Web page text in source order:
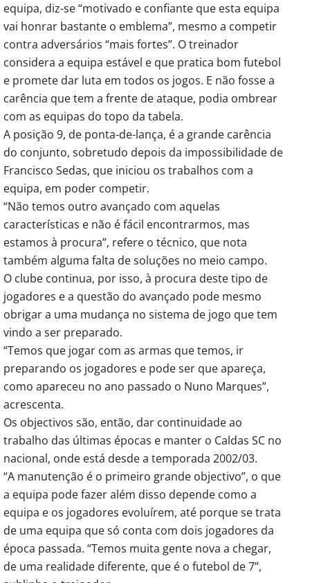
equipa, diz-se “motivado e confiante que esta equipa
vai honrar bastante o emblema”, mesmo a competir
contra adversários “mais fortes”. O treinador
considera a equipa estável e que pratica bom futebol
e promete dar luta em todos os jogos. E não fosse a
carência que tem a frente de ataque, podia ombrear
com as equipas do topo da tabela.
A posição 9, de ponta-de-lança, é a grande carência
do conjunto, sobretudo depois da impossibilidade de
Francisco Sedas, que iniciou os trabalhos com a
equipa, em poder competir.
“Não temos outro avançado com aquelas
características e não é fácil encontrarmos, mas
estamos à procura”, refere o técnico, que nota
também alguma falta de soluções no meio campo.
O clube continua, por isso, à procura deste tipo de
jogadores e a questão do avançado pode mesmo
obrigar a uma mudança no sistema de jogo que tem
vindo a ser preparado.
“Temos que jogar com as armas que temos, ir
preparando os jogadores e pode ser que apareça,
como apareceu no ano passado o Nuno Marques”,
acrescenta.
Os objectivos são, então, dar continuidade ao
trabalho das últimas épocas e manter o Caldas SC no
nacional, onde está desde a temporada 2002/03.
“A manutenção é o primeiro grande objectivo”, o que
a equipa pode fazer além disso depende como a
equipa e os jogadores evoluírem, até porque se trata
de uma equipa que só conta com dois jogadores da
época passada. “Temos muita gente nova a chegar,
de uma realidade diferente, que é o futebol de 7”,